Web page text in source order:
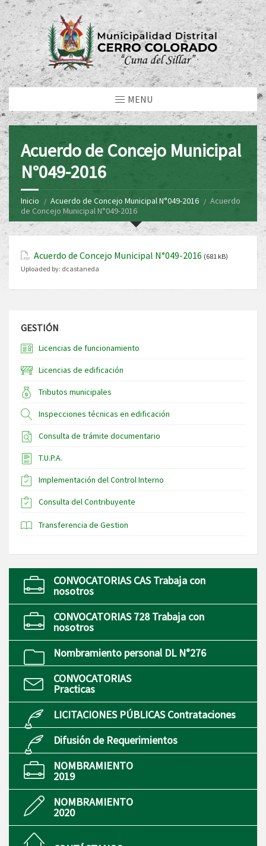
MENU
Acuerdo de Concejo Municipal
N°049-2016
Inicio Acuerdo de Concejo Municipal N°049-2016
Acuerdo
de Concejo Municipal N°049-2016
Acuerdo de Concejo Municipal N°049-2016 (681 kB)
Uploaded by: dcastaneda
GESTIÓN
Licencias de funcionamiento
Licencias de edificación
Tributos municipales
Inspecciones técnicas en edificación
Consulta de trámite documentario
T.U.P.A.
Implementación del Control Interno
Consulta del Contribuyente
Transferencia de Gestion
CONVOCATORIAS CAS Trabaja con
nosotros
CONVOCATORIAS 728 Trabaja con
nosotros
Nombramiento personal DL N°276
CONVOCATORIAS
Practicas
LICITACIONES PÚBLICAS Contrataciones
Difusión de Requerimientos
NOMBRAMIENTO
2019
NOMBRAMIENTO
2020